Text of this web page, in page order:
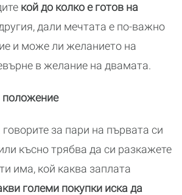
кой до колко е готов на
дали мечтата е по-важно
и може ли желанието на
в желание на двамата.
положение
за пари на първата си
късно трябва да си разкажете
има, кой каква заплата
големи покупки иска да